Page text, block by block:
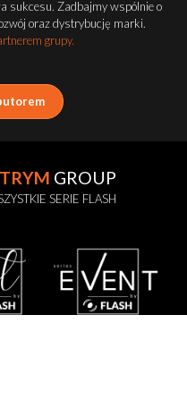
sukcesu. Zadbajmy wspólnie o
oraz dystrybucję marki.
grupy.
GROUP
SERIE FLASH